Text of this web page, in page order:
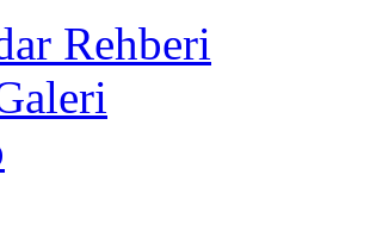
Rehberi